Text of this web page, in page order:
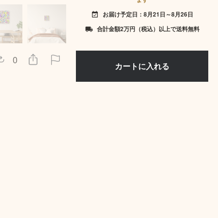
0
event_available お届け予定日：8月21日～8月26日
local_shipping 合計金額2万円（税込）以上で送料無料